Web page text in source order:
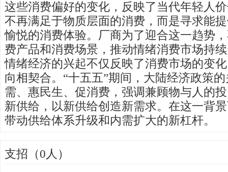
这些消费偏好的变化，反映了当代年轻人
不再满足于物质层面的消费，而是寻求能
愉悦的消费体验。厂商为了迎合这一趋势
费产品和消费场景，推动情绪消费市场持
情绪经济的兴起不仅反映了消费市场的变
向相契合。“十五五”期间，大陆经济政策
需、惠民生、促消费，强调兼顾物与人的
新供给，以新供给创造新需求。在这一背
带动供给体系升级和内需扩大的新杠杆。
支招（0人）